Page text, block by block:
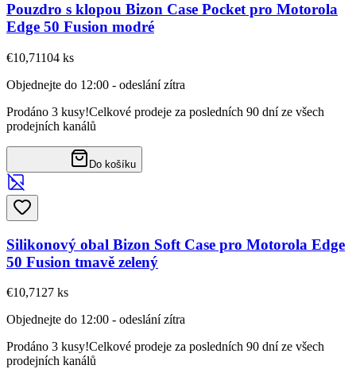
Pouzdro s klopou Bizon Case Pocket pro Motorola
Edge 50 Fusion modré
€10,71104 ks
Objednejte do 12:00 - odeslání zítra
Prodáno 3 kusy!Celkové prodeje za posledních 90 dní ze všech
prodejních kanálů
Do košíku
Silikonový obal Bizon Soft Case pro Motorola Edge
50 Fusion tmavě zelený
€10,7127 ks
Objednejte do 12:00 - odeslání zítra
Prodáno 3 kusy!Celkové prodeje za posledních 90 dní ze všech
prodejních kanálů